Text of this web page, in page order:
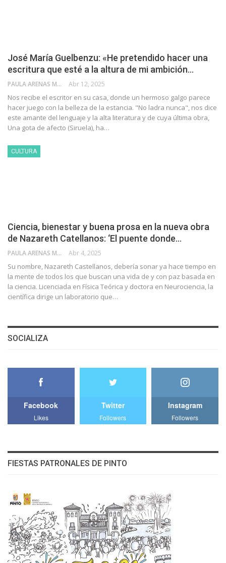
José María Guelbenzu: «He pretendido hacer una
escritura que esté a la altura de mi ambición…
PAULA ARENAS MARTÍN ABRIL Abr 12, 2025
Nos recibe el escritor en su casa, donde un hermoso galgo parece
hacer juego con la belleza de la estancia. "No ladra nunca", nos dice
este amante del lenguaje y la alta literatura y de cuya última obra,
Una gota de afecto (Siruela), ha…
CULTURA
Ciencia, bienestar y buena prosa en la nueva obra
de Nazareth Catellanos: ‘El puente donde…
PAULA ARENAS MARTÍN ABRIL Abr 4, 2025
Su nombre, Nazareth Castellanos, debería sonar ya hace tiempo en
la mente de todos los que buscan una vida de y con paz basada en
la ciencia. Licenciada en Física Teórica y doctora en Neurociencia, la
científica dirige un laboratorio que…
SOCIALIZA
Facebook
Likes
Twitter
Followers
Instagram
Followers
FIESTAS PATRONALES DE PINTO